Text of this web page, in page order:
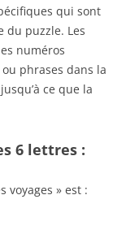
qui sont
du puzzle. Les
numéros
phrases dans la
ce que la
6 lettres :
voyages » est :